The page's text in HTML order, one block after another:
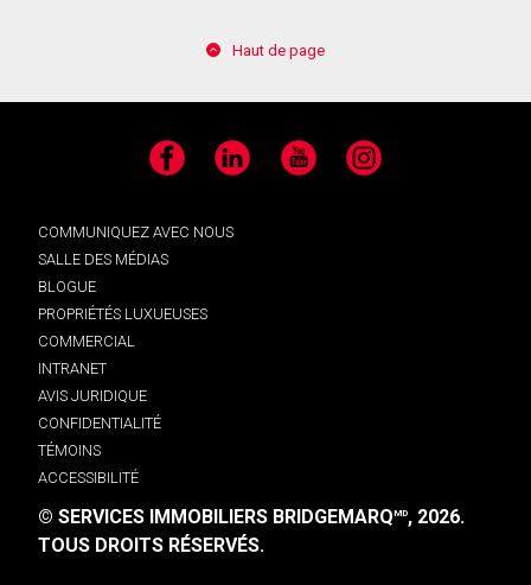
Haut de page
Facebook LinkedIn YouTube Instagram
COMMUNIQUEZ AVEC NOUS
SALLE DES MÉDIAS
BLOGUE
PROPRIÉTÉS LUXUEUSES
COMMERCIAL
INTRANET
AVIS JURIDIQUE
CONFIDENTIALITÉ
TÉMOINS
ACCESSIBILITÉ
© SERVICES IMMOBILIERS BRIDGEMARQMD, 2026.
TOUS DROITS RÉSERVÉS.